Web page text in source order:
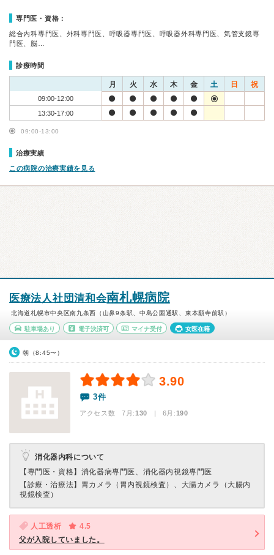
専門医・資格：
総合内科専門医、外科専門医、呼吸器専門医、呼吸器外科専門医、気管支鏡専
門医、脳…
診療時間
月 火 水 木 金 土 日 祝
09:00-12:00
13:30-17:00
09:00-13:00
治療実績
この病院の治療実績を見る
医療法人社団清和会南札幌病院
北海道札幌市中央区南九条西（山鼻9条駅、中島公園通駅、東本願寺前駅）
駐車場あり 電子決済可 マイナ受付 女医在籍
朝（8:45〜）
3.90
3件
アクセス数 7月:130 | 6月:190
消化器内科について
【専門医・資格】 消化器病専門医、消化器内視鏡専門医
【診療・治療法】 胃カメラ（胃内視鏡検査）、大腸カメラ（大腸内
視鏡検査）
人工透析
4.5
父が入院していました。